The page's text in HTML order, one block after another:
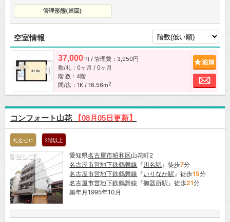
管理形態(巡回)
空室情報
37,000 円 / 管理費：3,950円
敷/礼：0ヶ月 / 0ヶ月
階 数：4階
間/広：1K / 16.56m2
お
コンフォート山花 【08月05日更新】
礼金ゼロ 2階以上
愛知県名古屋市昭和区山花町2
名古屋市営地下鉄鶴舞線 『 川名駅 』徒歩7分
名古屋市営地下鉄鶴舞線 『いりなか駅 』徒歩15分
名古屋市営地下鉄鶴舞線 『御器所駅 』徒歩21分
築年月1995年10月